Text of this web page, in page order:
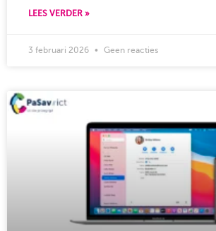
LEES VERDER »
3 februari 2026 Geen reacties